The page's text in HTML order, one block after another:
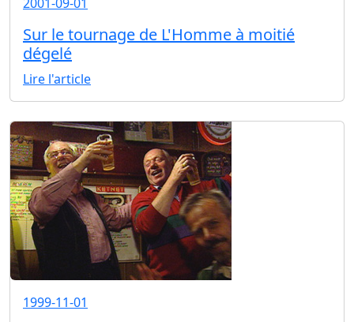
Sur le tournage de L'Homme à moitié
dégelé
Lire l'article
1999-11-01